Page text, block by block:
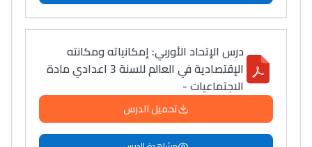
درس الإتحاد الأوربي: إمكانياته ومكانته
الإقتصادية في العالم للسنة 3 اعدادي مادة
الاجتماعيات -
تحميل الدرس